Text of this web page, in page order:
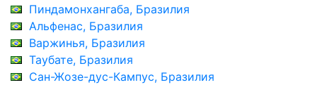
Пиндамонхангаба, Бразилия
Альфенас, Бразилия
Варжинья, Бразилия
Таубате, Бразилия
Сан-Жозе-дус-Кампус, Бразилия